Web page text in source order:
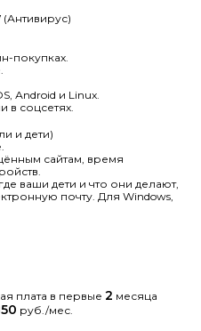
(Антивирус)
покупках.
Аndroid и Linux.
соцсетях.
и дети)
сайтам, время
ваши дети и что они делают,
почту. Для Windows,
плата в первые 2 месяца
руб./мес.